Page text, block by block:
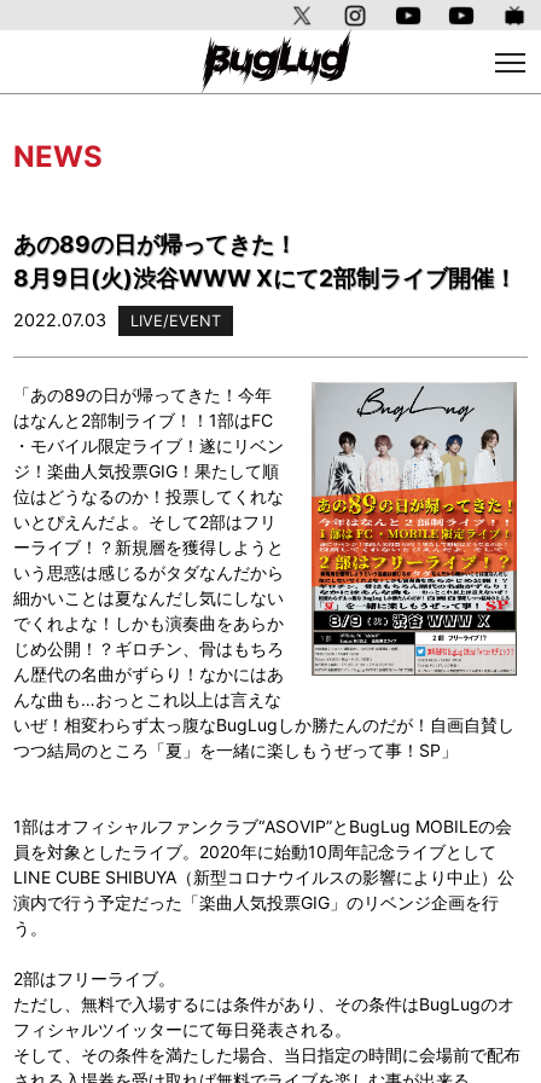
NEWS
あの89の日が帰ってきた！
8月9日(火)渋谷WWW Xにて2部制ライブ開催！
2022.07.03 LIVE/EVENT
「あの89の日が帰ってきた！今年
はなんと2部制ライブ！！1部はFC
・モバイル限定ライブ！遂にリベン
ジ！楽曲人気投票GIG！果たして順
位はどうなるのか！投票してくれな
いとぴえんだよ。そして2部はフリ
ーライブ！？新規層を獲得しようと
いう思惑は感じるがタダなんだから
細かいことは夏なんだし気にしない
でくれよな！しかも演奏曲をあらか
じめ公開！？ギロチン、骨はもちろ
ん歴代の名曲がずらり！なかにはあ
んな曲も…おっとこれ以上は言えな
いぜ！相変わらず太っ腹なBugLugしか勝たんのだが！自画自賛し
つつ結局のところ「夏」を一緒に楽しもうぜって事！SP」
1部はオフィシャルファンクラブ“ASOVIP”とBugLug MOBILEの会
員を対象としたライブ。2020年に始動10周年記念ライブとして
LINE CUBE SHIBUYA（新型コロナウイルスの影響により中止）公
演内で行う予定だった「楽曲人気投票GIG」のリベンジ企画を行
う。
2部はフリーライブ。
ただし、無料で入場するには条件があり、その条件はBugLugのオ
フィシャルツイッターにて毎日発表される。
そして、その条件を満たした場合、当日指定の時間に会場前で配布